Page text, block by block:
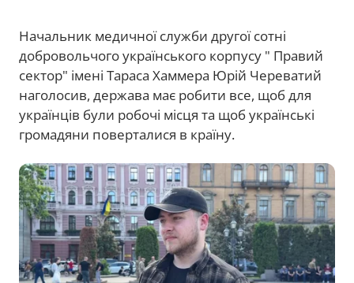
Начальник медичної служби другої сотні
добровольчого українського корпусу " Правий
сектор" імені Тараса Хаммера Юрій Череватий
наголосив, держава має робити все, щоб для
українців були робочі місця та щоб українські
громадяни поверталися в країну.